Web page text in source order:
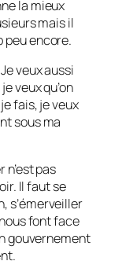
la mieux
mais il
peu encore.
veux aussi
veux qu’on
fais, je veux
sous ma
pas
Il faut se
s’émerveiller
font face
gouvernement